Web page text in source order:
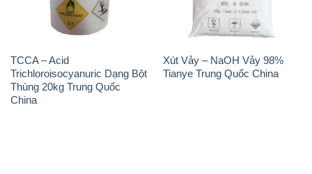
TCCA – Acid
Trichloroisocyanuric Dạng Bột
Thùng 20kg Trung Quốc
China
Xút Vảy – NaOH Vảy 98%
Tianye Trung Quốc China